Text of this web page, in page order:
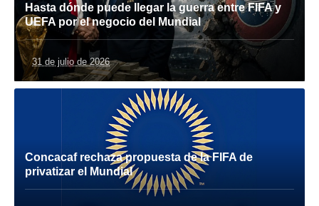
Hasta dónde puede llegar la guerra entre FIFA y
UEFA por el negocio del Mundial
31 de julio de 2026
Concacaf rechaza propuesta de la FIFA de
privatizar el Mundial